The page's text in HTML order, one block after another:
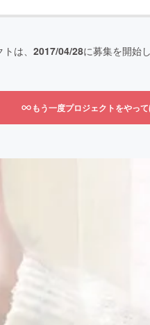
は、 2017/04/28に募集を開始
もう一度プロジェクトをやっ